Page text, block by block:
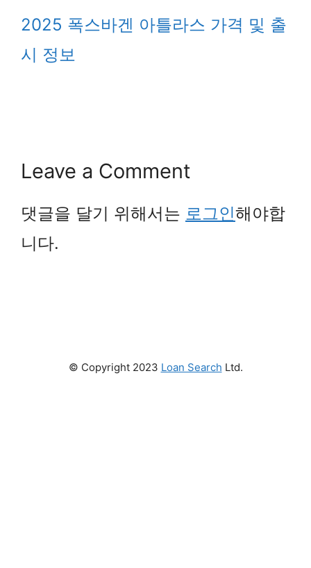
2025 폭스바겐 아틀라스 가격 및 출
시 정보
Leave a Comment
댓글을 달기 위해서는 로그인해야합
니다.
© Copyright 2023 Loan Search Ltd.